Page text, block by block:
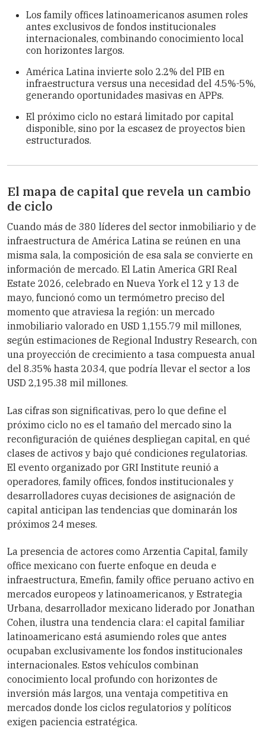
Los family offices latinoamericanos asumen roles
antes exclusivos de fondos institucionales
internacionales, combinando conocimiento local
con horizontes largos.
América Latina invierte solo 2.2% del PIB en
infraestructura versus una necesidad del 4.5%-5%,
generando oportunidades masivas en APPs.
El próximo ciclo no estará limitado por capital
disponible, sino por la escasez de proyectos bien
estructurados.
El mapa de capital que revela un cambio
de ciclo
Cuando más de 380 líderes del sector inmobiliario y de
infraestructura de América Latina se reúnen en una
misma sala, la composición de esa sala se convierte en
información de mercado. El Latin America GRI Real
Estate 2026, celebrado en Nueva York el 12 y 13 de
mayo, funcionó como un termómetro preciso del
momento que atraviesa la región: un mercado
inmobiliario valorado en USD 1,155.79 mil millones,
según estimaciones de Regional Industry Research, con
una proyección de crecimiento a tasa compuesta anual
del 8.35% hasta 2034, que podría llevar el sector a los
USD 2,195.38 mil millones.
Las cifras son significativas, pero lo que define el
próximo ciclo no es el tamaño del mercado sino la
reconfiguración de quiénes despliegan capital, en qué
clases de activos y bajo qué condiciones regulatorias.
El evento organizado por GRI Institute reunió a
operadores, family offices, fondos institucionales y
desarrolladores cuyas decisiones de asignación de
capital anticipan las tendencias que dominarán los
próximos 24 meses.
La presencia de actores como Arzentia Capital, family
office mexicano con fuerte enfoque en deuda e
infraestructura, Emefin, family office peruano activo en
mercados europeos y latinoamericanos, y Estrategia
Urbana, desarrollador mexicano liderado por Jonathan
Cohen, ilustra una tendencia clara: el capital familiar
latinoamericano está asumiendo roles que antes
ocupaban exclusivamente los fondos institucionales
internacionales. Estos vehículos combinan
conocimiento local profundo con horizontes de
inversión más largos, una ventaja competitiva en
mercados donde los ciclos regulatorios y políticos
exigen paciencia estratégica.